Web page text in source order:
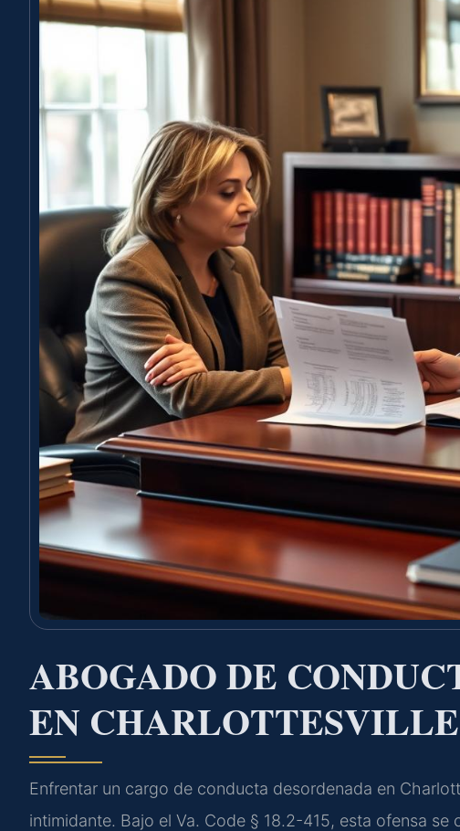
ABOGADO DE
EN
Enfrentar un cargo de conducta desordenada en
intimidante. Bajo el Va. Code § 18.2-415, esta ofensa se